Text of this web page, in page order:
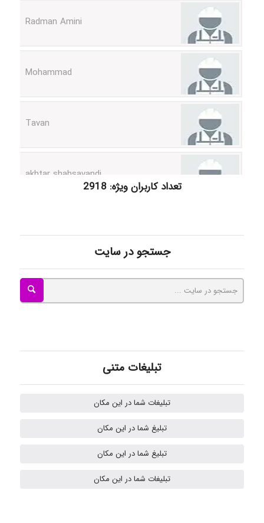
Nazaninkarkon
Omid
تعداد کاربران ویژه: 2918
جستجو در سایت
تبلیغات متنی
تبلیغات شما در این مکان
تبلیغ شما در این مکان
تبلیغ شما در این مکان
تبلیغات شما در این مکان